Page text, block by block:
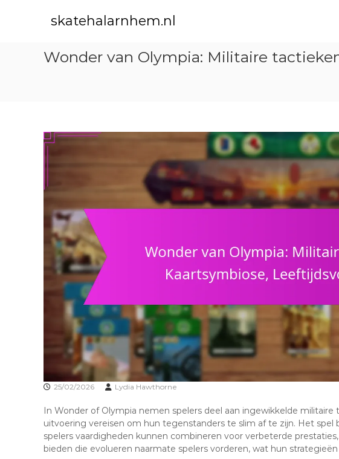
skatehalarnhem.nl
Wonder van Olympia: Militaire
25/02/2026 Lydia Hawthorne
In Wonder of Olympia nemen spelers deel aan ingewikkelde
uitvoering vereisen om hun tegenstanders te slim af te zijn. Het spel
spelers vaardigheden kunnen combineren voor verbeterde
bieden die evolueren naarmate spelers vorderen, wat hun